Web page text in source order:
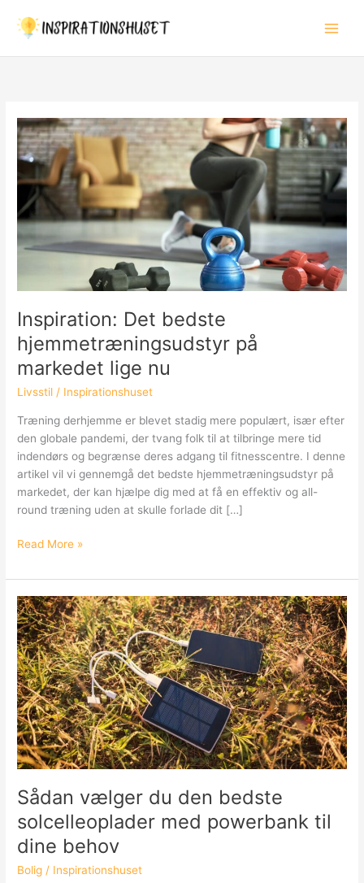
Inspiration: Det bedste
hjemmetræningsudstyr på
markedet lige nu
Livsstil / Inspirationshuset
Træning derhjemme er blevet stadig mere populært, især efter
den globale pandemi, der tvang folk til at tilbringe mere tid
indendørs og begrænse deres adgang til fitnesscentre. I denne
artikel vil vi gennemgå det bedste hjemmetræningsudstyr på
markedet, der kan hjælpe dig med at få en effektiv og all-
round træning uden at skulle forlade dit […]
Inspiration:
bedste
hjemmetræningsudstyr
på
markedet
lige
nu
Read More »
Sådan vælger du den bedste
solcelleoplader med powerbank til
dine behov
Bolig / Inspirationshuset